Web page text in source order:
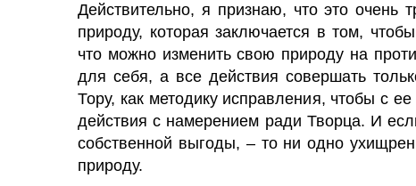
Действительно, я признаю, что это очень
природу, которая заключается в том,
что можно изменить свою природу на
для себя, а все действия совершать
Тору, как методику исправления, чтобы с
действия с намерением ради Творца. И
собственной выгоды, – то ни одно
природу.